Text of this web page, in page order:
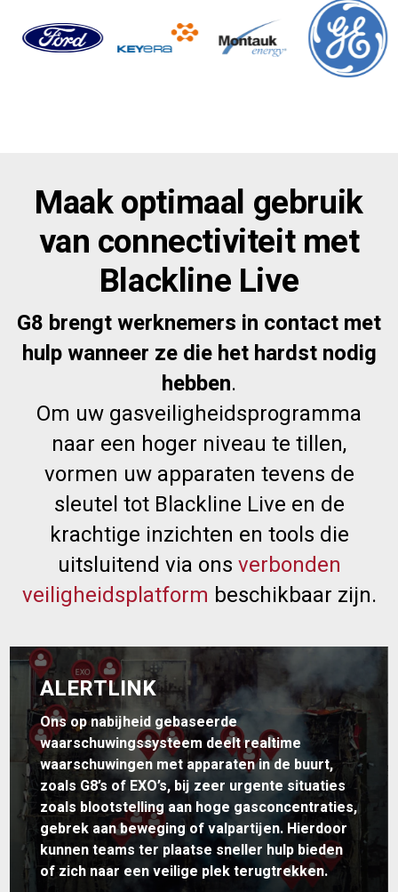
Maak optimaal gebruik
van connectiviteit met
Blackline Live
G8 brengt werknemers in contact met
hulp wanneer ze die het hardst nodig
hebben.
Om uw gasveiligheidsprogramma
naar een hoger niveau te tillen,
vormen uw apparaten tevens de
sleutel tot Blackline Live en de
krachtige inzichten en tools die
uitsluitend via ons verbonden
veiligheidsplatform beschikbaar zijn.
ALERTLINK
Ons op nabijheid gebaseerde
waarschuwingssysteem deelt realtime
waarschuwingen met apparaten in de buurt,
zoals G8’s of EXO’s, bij zeer urgente situaties
zoals blootstelling aan hoge gasconcentraties,
gebrek aan beweging of valpartijen. Hierdoor
kunnen teams ter plaatse sneller hulp bieden
of zich naar een veilige plek terugtrekken.